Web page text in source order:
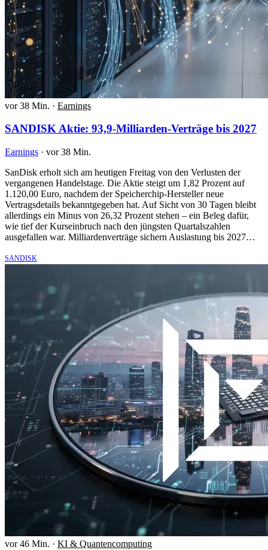
vor 38 Min. · Earnings
SANDISK Aktie: 93,9-Milliarden-Verträge bis 2027
Earnings · vor 38 Min.
SanDisk erholt sich am heutigen Freitag von den Verlusten der
vergangenen Handelstage. Die Aktie steigt um 1,82 Prozent auf
1.120,00 Euro, nachdem der Speicherchip-Hersteller neue
Vertragsdetails bekanntgegeben hat. Auf Sicht von 30 Tagen bleibt
allerdings ein Minus von 26,32 Prozent stehen – ein Beleg dafür,
wie tief der Kurseinbruch nach den jüngsten Quartalszahlen
ausgefallen war. Milliardenverträge sichern Auslastung bis 2027…
SANDISK
vor 46 Min. · KI & Quantencomputing